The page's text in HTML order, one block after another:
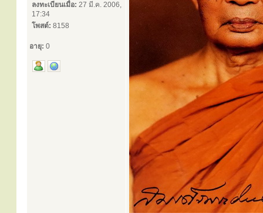
ลงทะเบียนเมื่อ: 27 มี.ค. 2006,
17:34
โพสต์: 8158
อายุ: 0